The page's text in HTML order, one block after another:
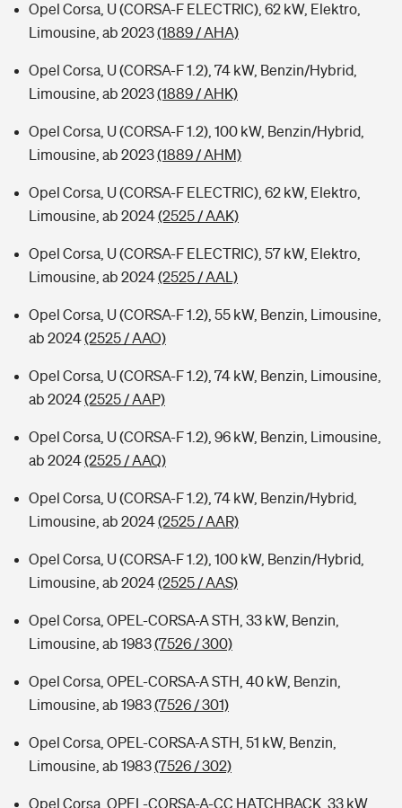
Opel Corsa, U (CORSA-F ELECTRIC), 62 kW, Elektro,
Limousine, ab 2023(1889 / AHA)
Opel Corsa, U (CORSA-F 1.2), 74 kW, Benzin/Hybrid,
Limousine, ab 2023(1889 / AHK)
Opel Corsa, U (CORSA-F 1.2), 100 kW, Benzin/Hybrid,
Limousine, ab 2023(1889 / AHM)
Opel Corsa, U (CORSA-F ELECTRIC), 62 kW, Elektro,
Limousine, ab 2024(2525 / AAK)
Opel Corsa, U (CORSA-F ELECTRIC), 57 kW, Elektro,
Limousine, ab 2024(2525 / AAL)
Opel Corsa, U (CORSA-F 1.2), 55 kW, Benzin, Limousine,
ab 2024(2525 / AAO)
Opel Corsa, U (CORSA-F 1.2), 74 kW, Benzin, Limousine,
ab 2024(2525 / AAP)
Opel Corsa, U (CORSA-F 1.2), 96 kW, Benzin, Limousine,
ab 2024(2525 / AAQ)
Opel Corsa, U (CORSA-F 1.2), 74 kW, Benzin/Hybrid,
Limousine, ab 2024(2525 / AAR)
Opel Corsa, U (CORSA-F 1.2), 100 kW, Benzin/Hybrid,
Limousine, ab 2024(2525 / AAS)
Opel Corsa, OPEL-CORSA-A STH, 33 kW, Benzin,
Limousine, ab 1983(7526 / 300)
Opel Corsa, OPEL-CORSA-A STH, 40 kW, Benzin,
Limousine, ab 1983(7526 / 301)
Opel Corsa, OPEL-CORSA-A STH, 51 kW, Benzin,
Limousine, ab 1983(7526 / 302)
Opel Corsa, OPEL-CORSA-A-CC HATCHBACK, 33 kW,